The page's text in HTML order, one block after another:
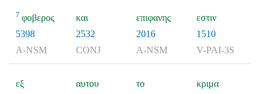
7 φοβερος
5398
A-NSM
και
2532
CONJ
επιφανης
2016
A-NSM
εστιν
1510
V-PAI-3S
εξ
αυτου
το
κριμα